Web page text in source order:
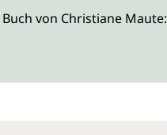
von Christiane Maute: